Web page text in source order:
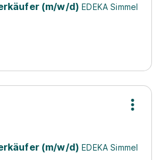
(m/w/d) EDEKA Simmel
(m/w/d) EDEKA Simmel